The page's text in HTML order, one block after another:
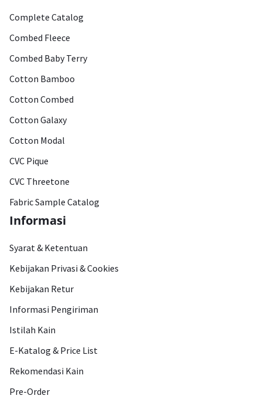
Complete Catalog
Combed Fleece
Combed Baby Terry
Cotton Bamboo
Cotton Combed
Cotton Galaxy
Cotton Modal
CVC Pique
CVC Threetone
Fabric Sample Catalog
Informasi
Syarat & Ketentuan
Kebijakan Privasi & Cookies
Kebijakan Retur
Informasi Pengiriman
Istilah Kain
E-Katalog & Price List
Rekomendasi Kain
Pre-Order